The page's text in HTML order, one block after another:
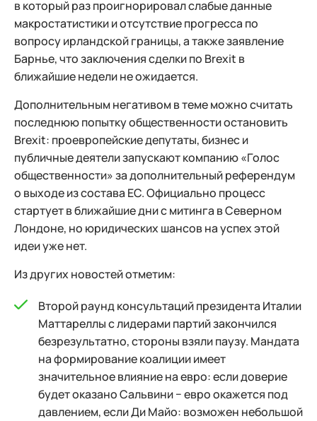
в который раз проигнорировал слабые данные
макростатистики и отсутствие прогресса по
вопросу ирландской границы, а также заявление
Барнье, что заключения сделки по Brexit в
ближайшие недели не ожидается.
Дополнительным негативом в теме можно считать
последнюю попытку общественности остановить
Brexit: проевропейские депутаты, бизнес и
публичные деятели запускают компанию «Голос
общественности» за дополнительный референдум
о выходе из состава ЕС. Официально процесс
стартует в ближайшие дни с митинга в Северном
Лондоне, но юридических шансов на успех этой
идеи уже нет.
Из других новостей отметим:
Второй раунд консультаций президента Италии
Маттареллы с лидерами партий закончился
безрезультатно, стороны взяли паузу. Мандата
на формирование коалиции имеет
значительное влияние на евро: если доверие
будет оказано Сальвини − евро окажется под
давлением, если Ди Майо: возможен небольшой